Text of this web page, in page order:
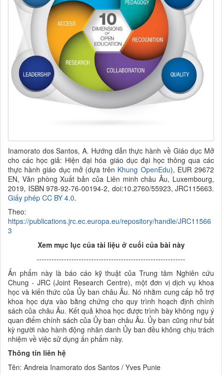
Inamorato dos Santos, A. Hướng dẫn thực hành về Giáo dục Mở
cho các học giả: Hiện đại hóa giáo dục đại học thông qua các
thực hànhgiáo dục mở (dựa trên Khung OpenEdu), EUR 29672
EN, Văn phòng Xuất bản của Liên minh châu Âu, Luxembourg,
2019, ISBN 978-92-76-00194-2, doi:10.2760/55923, JRC115663.
Giấy phép CC BY 4.0.
Theo:
https://publications.jrc.ec.europa.eu/repository/handle/JRC11566
3
Xem mục lục của tài liệu ở cuối của bài này
------------------------------------------------------------
Ấn phẩm này là báo cáo kỹ thuật của Trung tâm Nghiên cứu
Chung - JRC (Joint Research Centre), một đơn vị dịch vụkhoa
học và kiến thức của Ủy ban châu Âu. Nó nhằm cung cấp hỗ trợ
khoa học dựa vào bằng chứng cho quy trình hoạch định chính
sách của châu Âu. Kết quả khoa học được trình bày không ngụ ý
quan điểm chính sách của Ủy ban châu Âu. Ủy ban cũng như bất
kỳ người nào hành động nhân danh Ủy ban đều không chịu trách
nhiệm về việc sử dụng ấn phẩm này.
Thông tin liên hệ
Tên: Andreia Inamorato dos Santos / Yves Punie